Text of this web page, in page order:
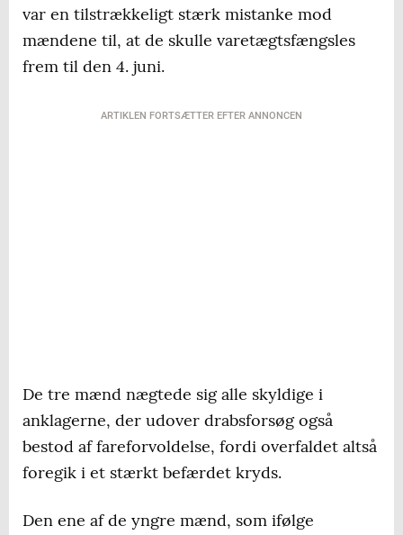
var en tilstrækkeligt stærk mistanke mod
mændene til, at de skulle varetægtsfængsles
frem til den 4. juni.
ARTIKLEN FORTSÆTTER EFTER ANNONCEN
De tre mænd nægtede sig alle skyldige i
anklagerne, der udover drabsforsøg også
bestod af fareforvoldelse, fordi overfaldet altså
foregik i et stærkt befærdet kryds.
Den ene af de yngre mænd, som ifølge